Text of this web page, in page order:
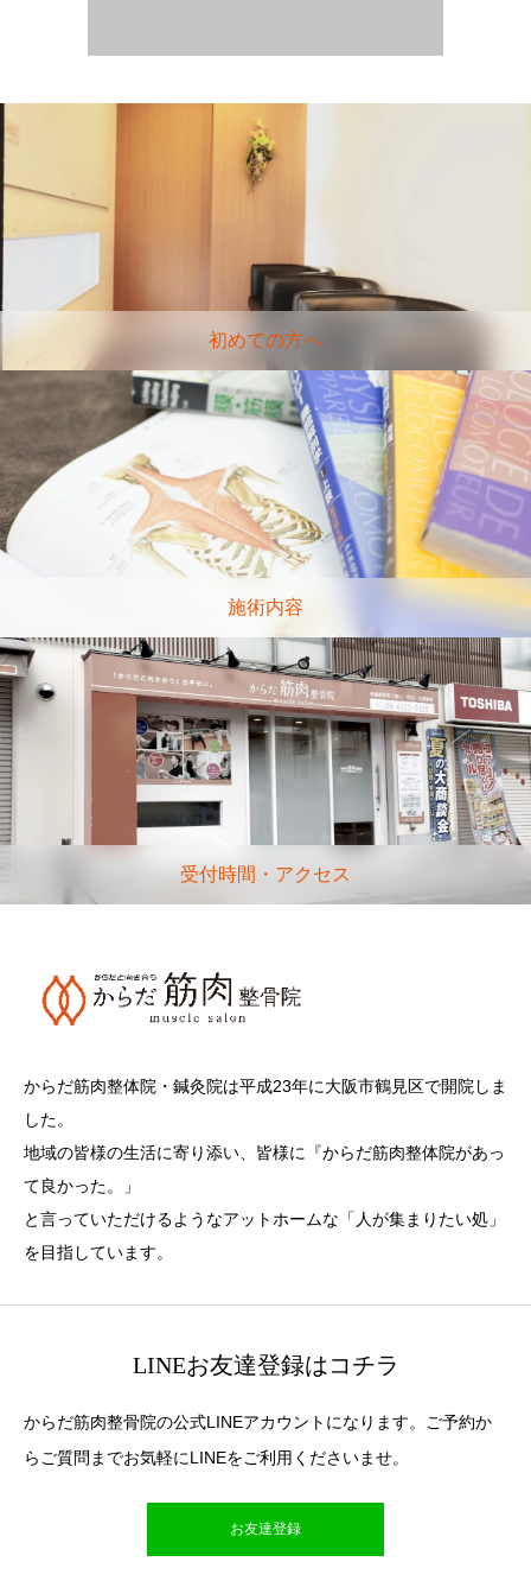
初めての方へ
施術内容
受付時間・アクセス
からだ筋肉整体院・鍼灸院は平成23年に大阪市鶴見区で開院しま
した。
地域の皆様の生活に寄り添い、皆様に『からだ筋肉整体院があっ
て良かった。」
と言っていただけるようなアットホームな「人が集まりたい処」
を目指しています。
LINEお友達登録はコチラ
からだ筋肉整骨院の公式LINEアカウントになります。ご予約か
らご質問までお気軽にLINEをご利用くださいませ。
お友達登録